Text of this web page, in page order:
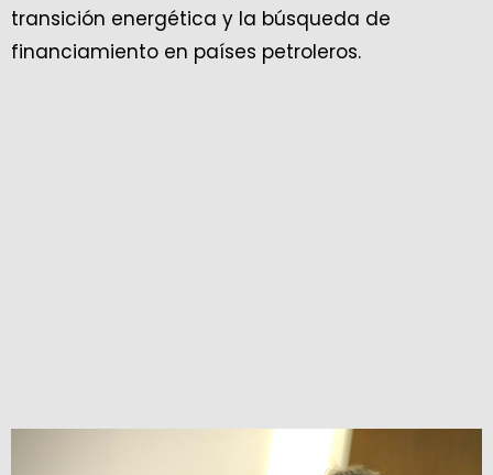
transición energética y la búsqueda de
financiamiento en países petroleros.